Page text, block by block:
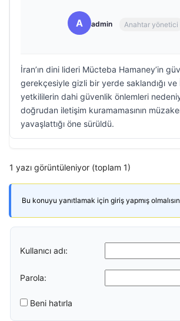
A admin Anahtar yönetici
İran’ın dini lideri Mücteba Hamaney’in
gerekçesiyle gizli bir yerde saklandığı ve
yetkililerin dahi güvenlik önlemleri
doğrudan iletişim kuramamasının
yavaşlattığı öne sürüldü.
1 yazı görüntüleniyor (toplam 1)
Bu konuyu yanıtlamak için giriş yapmış
Kullanıcı adı:
Parola:
Beni hatırla